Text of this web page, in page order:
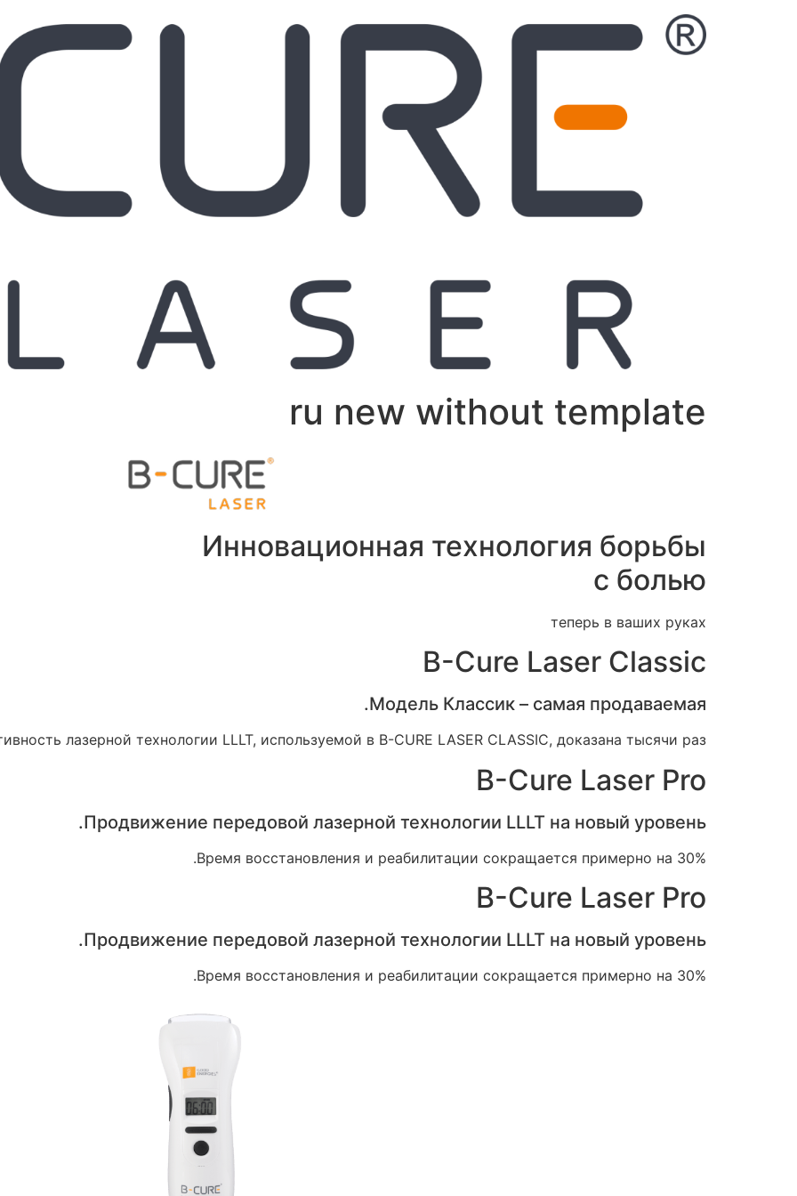
ru new without template
Инновационная технология борьбы
с болью
теперь в ваших руках
B-Cure Laser Classic
Модель Классик – самая продаваемая.
лазерной технологии LLLT, используемой в B-CURE LASER CLASSIC, доказана тысячи раз.
B-Cure Laser Pro
Продвижение передовой лазерной технологии LLLT на новый уровень.
Время восстановления и реабилитации сокращается примерно на 30%.
B-Cure Laser Pro
Продвижение передовой лазерной технологии LLLT на новый уровень.
Время восстановления и реабилитации сокращается примерно на 30%.